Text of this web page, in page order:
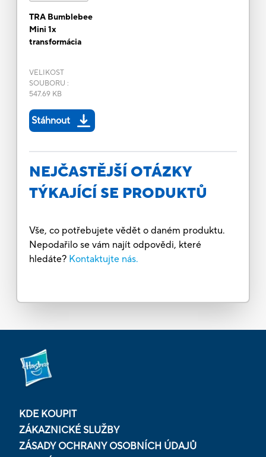
TRA Bumblebee
Mini 1x
transformácia
VELIKOST
SOUBORU :
547.69 KB
Stáhnout
NEJČASTĚJŠÍ OTÁZKY
TÝKAJÍCÍ SE PRODUKTŮ
Vše, co potřebujete vědět o daném produktu.
Nepodařilo se vám najít odpovědi, které
hledáte? Kontaktujte nás.
KDE KOUPIT
ZÁKAZNICKÉ SLUŽBY
ZÁSADY OCHRANY OSOBNÍCH ÚDAJŮ